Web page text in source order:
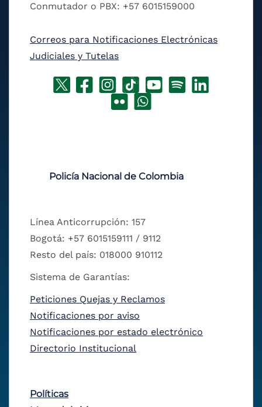
Conmutador o PBX: +57 6015159000
Correos para Notificaciones Electrónicas
Judiciales y Tutelas
Policía Nacional de Colombia
Línea Anticorrupción: 157
Bogotá: +57 6015159111 / 9112
Resto del país: 018000 910112
Sistema de Garantías:
Peticiones Quejas y Reclamos
Notificaciones por aviso
Notificaciones por estado electrónico
Directorio Institucional
Políticas